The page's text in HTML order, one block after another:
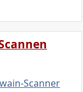
Scanner